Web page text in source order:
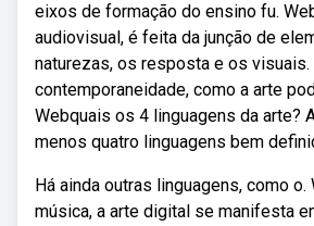
eixos de formação do ensino fu.
audiovisual, é feita da junção de
naturezas, os resposta e os visuais.
contemporaneidade, como a arte
Webquais os 4 linguagens da arte?
menos quatro linguagens bem
Há ainda outras linguagens, como o.
música, a arte digital se manifesta